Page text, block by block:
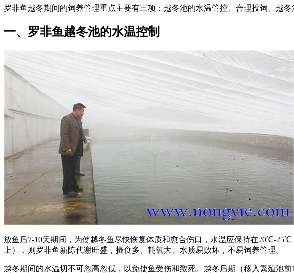
罗非鱼越冬期间的饲养管理重点主要有三项：越冬池的水温管控、合理投饲、越
一、罗非鱼越冬池的水温控制
放鱼后7-10天期间，为使越冬鱼尽快恢复体质和愈合伤口，水温应保持在20℃-
上）．则罗非鱼新陈代谢旺盛，摄食多、耗氧大、水质易败坏，不易饲养管理。
越冬期间的水温切不可忽高忽低，以免使鱼受伤和致死。越冬后期（移入繁殖池